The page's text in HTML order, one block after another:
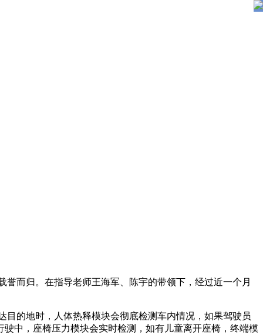
而归。在指导老师王海军、陈宇的带领下，经过近一个月
的地时，人体热释模块会彻底检测车内情况，如果驾驶员
中，座椅压力模块会实时检测，如有儿童离开座椅，终端模